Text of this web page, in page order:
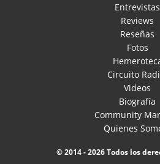
Entrevistas
Reviews
Reseñas
Fotos
Circuito
Videos
Biografía
Community
Quienes
© 2014 - 2026 Todos los